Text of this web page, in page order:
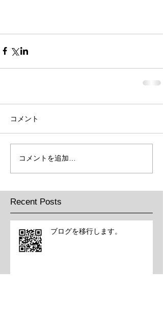
コメント
コメントを追加…
Recent Posts
ブログを移行します。